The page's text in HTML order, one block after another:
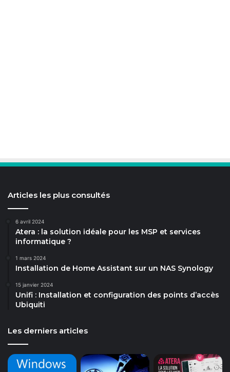
Articles les plus consultés
6 avril 2024
Atera : la solution idéale pour les MSP et services
informatique ?
1 mars 2024
Installation de Home Assistant sur un NAS Synology
15 janvier 2024
Unifi : Installation et configuration des points d’accès
Ubiquiti
Les derniers articles